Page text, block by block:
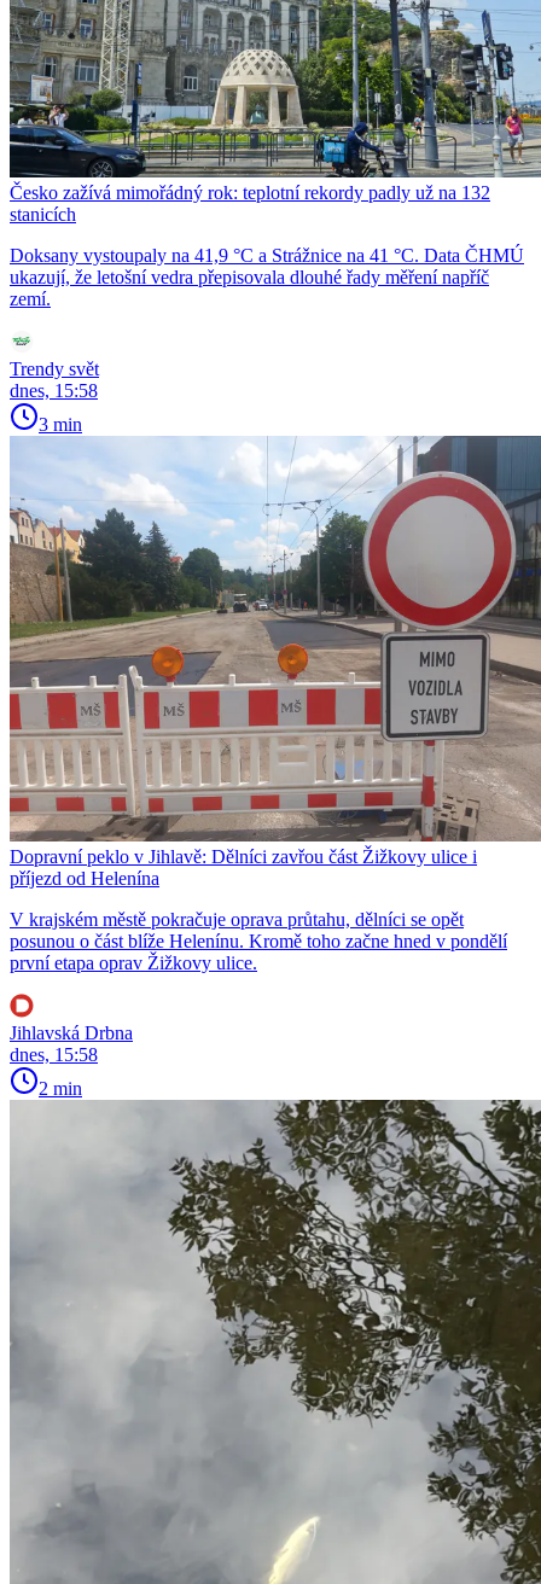
Česko zažívá mimořádný rok: teplotní rekordy padly už na 132
stanicích
Doksany vystoupaly na 41,9 °C a Strážnice na 41 °C. Data ČHMÚ
ukazují, že letošní vedra přepisovala dlouhé řady měření napříč
zemí.
Trendy svět
dnes, 15:58
3 min
Dopravní peklo v Jihlavě: Dělníci zavřou část Žižkovy ulice i
příjezd od Helenína
V krajském městě pokračuje oprava průtahu, dělníci se opět
posunou o část blíže Helenínu. Kromě toho začne hned v pondělí
první etapa oprav Žižkovy ulice.
Jihlavská Drbna
dnes, 15:58
2 min